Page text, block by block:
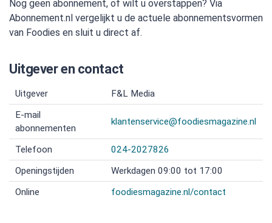
Nog geen abonnement, of wilt u overstappen? Via
Abonnement.nl vergelijkt u de actuele abonnementsvormen
van Foodies en sluit u direct af.
Uitgever en contact
Uitgever
F&L Media
E-mail
abonnementen
klantenservice@foodiesmagazine.nl
Telefoon
024-2027826
Openingstijden
Werkdagen 09:00 tot 17:00
Online
foodiesmagazine.nl/contact